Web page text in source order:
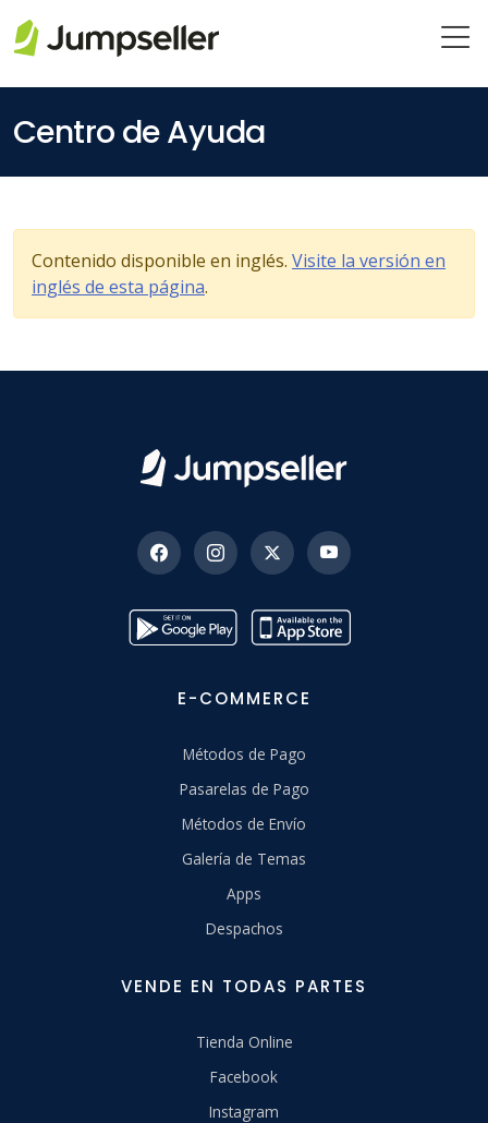
Centro de Ayuda
Contenido disponible en inglés. Visite la versión en
inglés de esta página.
E-COMMERCE
Métodos de Pago
Pasarelas de Pago
Métodos de Envío
Galería de Temas
Apps
Despachos
VENDE EN TODAS PARTES
Tienda Online
Facebook
Instagram